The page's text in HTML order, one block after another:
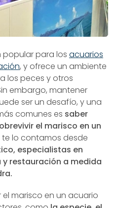
popular para los acuarios
, y ofrece un ambiente
los peces y otros
embargo, mantener
ser un desafío, y una
comunes es saber
el marisco en un
te lo contamos desde
especialistas en
restauración a medida
marisco en un acuario